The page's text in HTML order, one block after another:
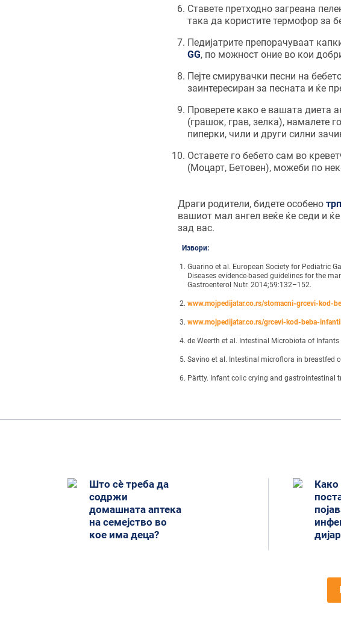
Ставете претходно загреана
така да користите термофор за
Педијатрите препорачуваат
GG, по можност оние во кои
Пејте смирувачки песни на
заинтересиран за песната и ќе
Проверете како е вашата диета
(грашок, грав, зелка), намалете
пиперки, чили и други силни
Оставете го бебето сам во
(Моцарт, Бетовен), можеби по
Драги родители, бидете особено
вашиот мал ангел веќе ќе седи и
зад вас.
Извори:
Guarino et al. European Society for Pediatric
Diseases evidence-based guidelines for the
Gastroenterol Nutr. 2014;59:132–152.
www.mojpedijatar.co.rs/stomacni-grcevi-kod-
www.mojpedijatar.co.rs/grcevi-kod-beba-
de Weerth et al. Intestinal Microbiota of
Savino et al. Intestinal microflora in breastfed
Pärtty. Infant colic crying and gastrointestinal
Што сѐ треба да
содржи
домашната аптека
на семејство во
кое има деца?
Како